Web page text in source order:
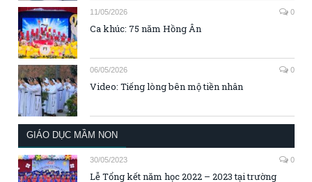
11/05/2026 0
Ca khúc: 75 năm Hồng Ân
06/05/2026 0
Video: Tiếng lòng bên mộ tiền nhân
GIÁO DỤC MẦM NON
30/05/2023 0
Lễ Tổng kết năm học 2022 – 2023 tại trường